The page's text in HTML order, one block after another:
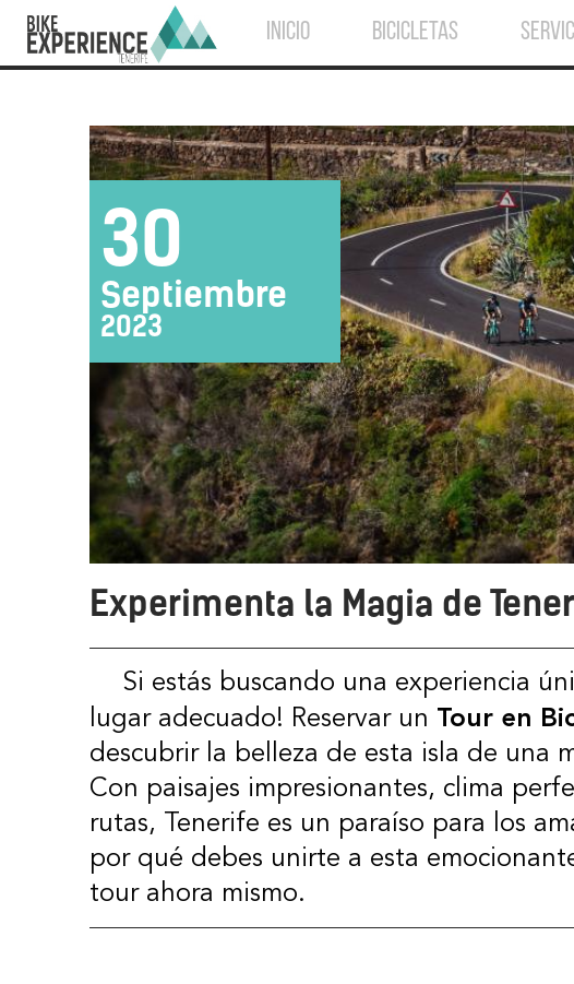
INICIO BICICLETAS
30
Septiembre
2023
Experimenta la Magia de
Si estás buscando una experiencia única en Tenerife, ¡has llegado al
lugar adecuado! Reservar un Tour en
descubrir la belleza de esta isla de una
Con paisajes impresionantes, clima
rutas, Tenerife es un paraíso para los
por qué debes unirte a esta
tour ahora mismo.